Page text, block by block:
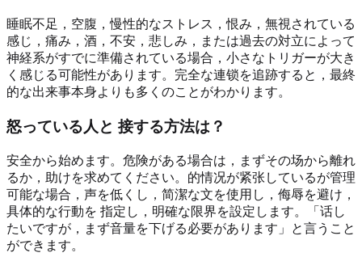
睡眠不足，空腹，慢性的なストレス，恨み，無視されている
感じ，痛み，酒，不安，悲しみ，または過去の対立によって
神経系がすでに準備されている場合，小さなトリガーが大き
く感じる可能性があります。完全な連锁を追跡すると，最終
的な出来事本身よりも多くのことがわかります。
怒っている人と 接する方法は？
安全から始めます。危険がある場合は，まずその场から離れ
るか，助けを求めてください。的情况が紧张しているが管理
可能な場合，声を低くし，简潔な文を使用し，侮辱を避け，
具体的な行動を 指定し，明確な限界を設定します。「话し
たいですが，まず音量を下げる必要があります」と言うこと
ができます。